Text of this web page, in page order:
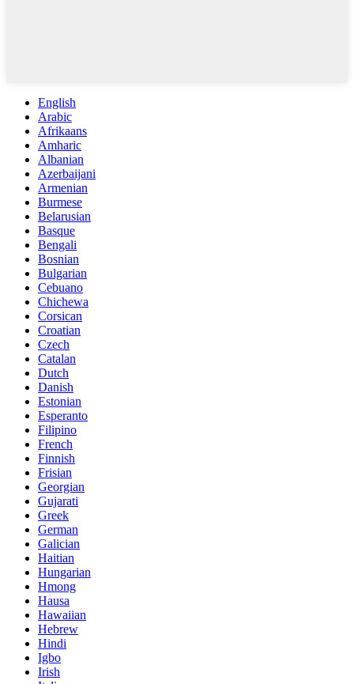
English
Arabic
Afrikaans
Amharic
Albanian
Azerbaijani
Armenian
Burmese
Belarusian
Basque
Bengali
Bosnian
Bulgarian
Cebuano
Chichewa
Corsican
Croatian
Czech
Catalan
Dutch
Danish
Estonian
Esperanto
Filipino
French
Finnish
Frisian
Georgian
Gujarati
Greek
German
Galician
Haitian
Hungarian
Hmong
Hausa
Hawaiian
Hebrew
Hindi
Igbo
Irish